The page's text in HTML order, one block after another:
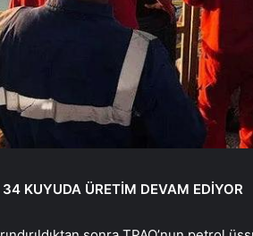
34 KUYUDA ÜRETİM DEVAM EDİYOR